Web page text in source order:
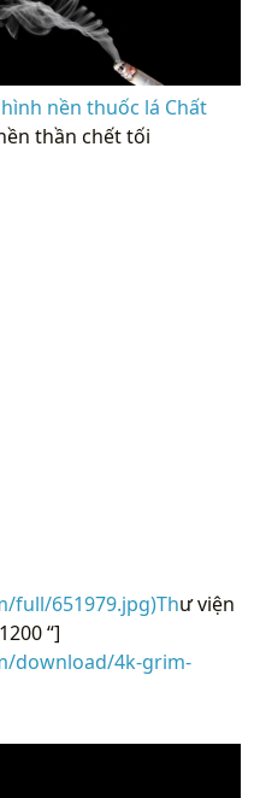
nền thuốc lá Chất
thần chết tối
full/651979.jpg)Thư viện
“]
download/4k-grim-